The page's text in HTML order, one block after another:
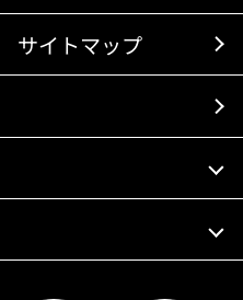
サイトマップ